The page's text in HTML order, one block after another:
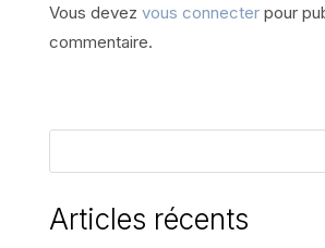
Vous devez vous connecterpour
commentaire.
Articles récents